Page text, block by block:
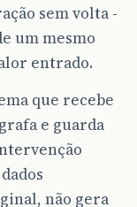
sem volta -
um mesmo
entrado.
que recebe
e guarda
não gera